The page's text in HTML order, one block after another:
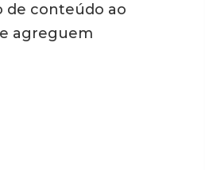
de conteúdo ao
agreguem